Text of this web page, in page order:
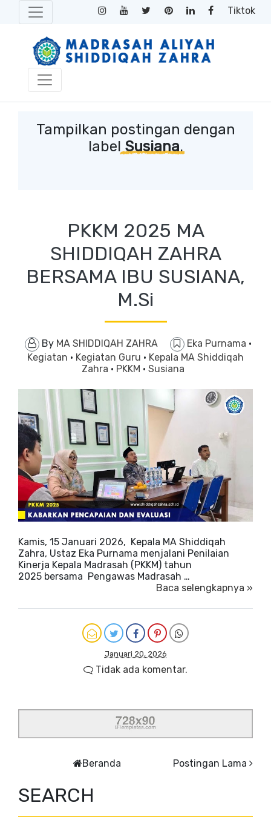
Tiktok
Tampilkan postingan dengan
labelSusiana.
PKKM 2025 MA
SHIDDIQAH ZAHRA
BERSAMA IBU SUSIANA,
M.Si
By MA SHIDDIQAH ZAHRA Eka Purnama ·
Kegiatan · Kegiatan Guru · Kepala MA Shiddiqah
Zahra · PKKM · Susiana
Kamis, 15 Januari 2026, Kepala MA Shiddiqah
Zahra, Ustaz Eka Purnama menjalani Penilaian
Kinerja Kepala Madrasah (PKKM) tahun
2025 bersama Pengawas Madrasah …
Baca selengkapnya »
Januari 20, 2026
Tidak ada komentar.
Postingan Lama
Beranda
SEARCH